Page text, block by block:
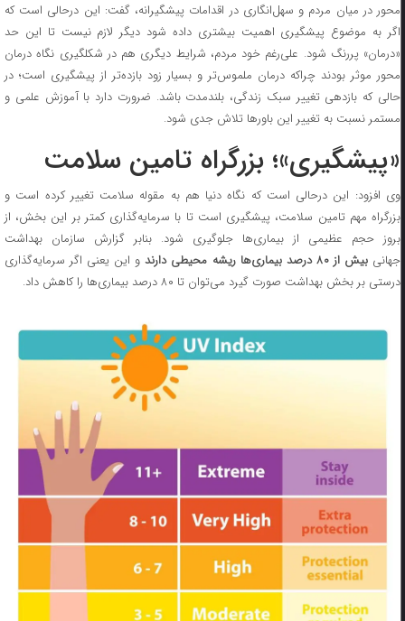
محور در میان مردم و سهل‌انگاری در اقدامات پیشگیرانه، گفت: این درحالی است که
اگر به موضوع پیشگیری اهمیت بیشتری داده شود دیگر لازم نیست تا این حد
«درمان» پررنگ شود. علی‌رغم خود مردم، شرایط دیگری هم در شکلگیری نگاه درمان
محور موثر بودند چراکه درمان ملموس‌تر و بسیار زود بازده‌تر از پیشگیری است؛ در
حالی که بازدهی تغییر سبک زندگی، بلندمدت باشد. ضرورت دارد با آموزش علمی و
مستمر نسبت به تغییر این باورها تلاش جدی شود.
«پیشگیری»؛ بزرگراه تامین سلامت
وی افزود: این درحالی است که نگاه دنیا هم به مقوله سلامت تغییر کرده است و
بزرگراه مهم تامین سلامت، پیشگیری است تا با سرمایه‌گذاری کمتر بر این بخش، از
بروز حجم عظیمی از بیماری‌ها جلوگیری شود. بنابر گزارش سازمان بهداشت
جهانی بیش از ۸۰ درصد بیماری‌ها ریشه محیطی دارند
و این یعنی اگر سرمایه‌گذاری
درستی بر بخش بهداشت صورت گیرد می‌توان تا ۸۰ درصد بیماری‌ها را کاهش داد.